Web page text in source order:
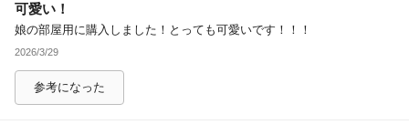
可愛い！
娘の部屋用に購入しました！とっても可愛いです！！！
2026/3/29
参考になった
除外ワード